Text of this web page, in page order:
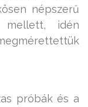
népszerű
mellett, idén
és a